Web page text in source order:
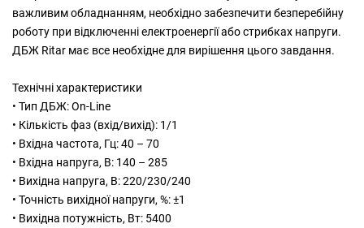
важливим обладнанням, необхідно забезпечити безперебійну
роботу при відключенні електроенергії або стрибках напруги.
ДБЖ Ritar має все необхідне для вирішення цього завдання.
Технічні характеристики
• Тип ДБЖ: On-Line
• Кількість фаз (вхід/вихід): 1/1
• Вхідна частота, Гц: 40 – 70
• Вхідна напруга, В: 140 – 285
• Вихідна напруга, В: 220/230/240
• Точність вихідної напруги, %: ±1
• Вихідна потужність, Вт: 5400